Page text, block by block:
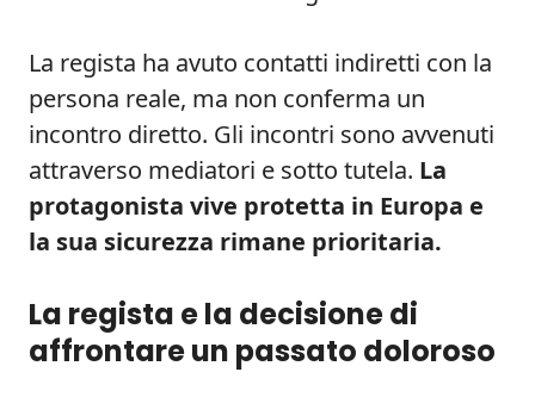
La regista ha avuto contatti indiretti con la
persona reale, ma non conferma un
incontro diretto. Gli incontri sono avvenuti
attraverso mediatori e sotto tutela. La
protagonista vive protetta in Europa e
la sua sicurezza rimane prioritaria.
La regista e la decisione di
affrontare un passato doloroso